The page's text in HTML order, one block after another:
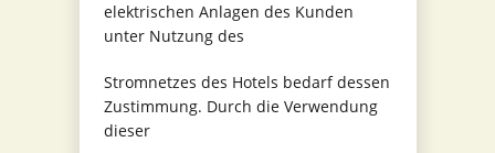
elektrischen Anlagen des Kunden
unter Nutzung des
Stromnetzes des Hotels bedarf dessen
Zustimmung. Durch die Verwendung
dieser